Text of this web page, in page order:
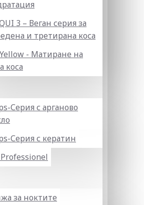
3 – Веган серия за
и третирана коса
- Матиране на
коса
Серия с арганово
Серия с кератин
Professionel
за ноктите